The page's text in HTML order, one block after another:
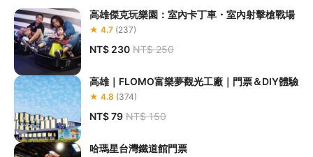
（飲酒後）、患有心臟血管疾病、高（低）血壓、癲癇症、
頸部或背部疾病及身體不適者，恕不提供駕駛
為確保安全，請遵守現場工作人員指示及搭乘須知
設施搭乘限制請依現場公告為準
當日營業時間及設施維修保養公告及各設施搭乘限制請依官
方公告為主
營業人名稱：大魯閣開發股份有限公司高雄分公司 / 統一編
號：24797920
高雄傑克玩樂園：室內卡丁車・室內射擊槍戰場
★ 4.7 (237)
NT$ 230 NT$ 250
高雄｜FLOMO富樂夢觀光工廠｜門票＆DIY體驗
★ 4.8 (374)
NT$ 79 NT$ 150
哈瑪星台灣鐵道館門票